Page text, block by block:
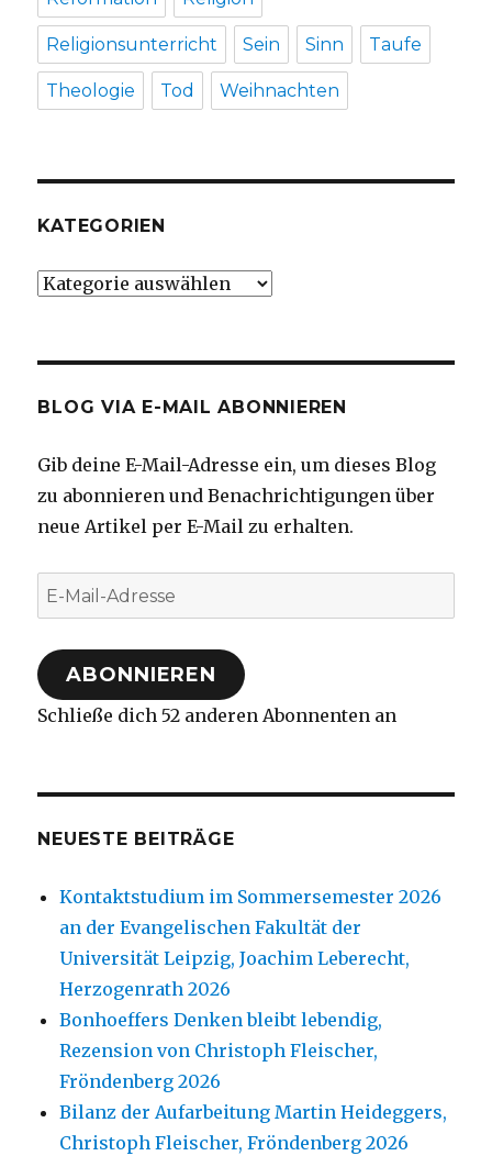
Religionsunterricht Sein Sinn Taufe
Theologie Tod Weihnachten
KATEGORIEN
Kategorien
BLOG VIA E-MAIL ABONNIEREN
Gib deine E-Mail-Adresse ein, um dieses Blog
zu abonnieren und Benachrichtigungen über
neue Artikel per E-Mail zu erhalten.
E-
Mail-
Adresse
ABONNIEREN
Schließe dich 52 anderen Abonnenten an
NEUESTE BEITRÄGE
Kontaktstudium im Sommersemester 2026
an der Evangelischen Fakultät der
Universität Leipzig, Joachim Leberecht,
Herzogenrath 2026
Bonhoeffers Denken bleibt lebendig,
Rezension von Christoph Fleischer,
Fröndenberg 2026
Bilanz der Aufarbeitung Martin Heideggers,
Christoph Fleischer, Fröndenberg 2026